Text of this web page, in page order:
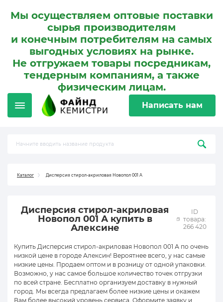
Мы осуществляем оптовые поставки
сырья производителям
и конечным потребителям на самых
выгодных условиях на рынке.
Не отгружаем товары посредникам,
тендерным компаниям, а также
физическим лицам.
Написать нам
Каталог Дисперсия стирол-акриловая Новопол 001 А
Дисперсия стирол-акриловая
Новопол 001 А купить в
Алексине
ID
товара:
266 420
Купить Дисперсия стирол-акриловая Новопол 001 А по очень
низкой цене в городе Алексин! Вероятнее всего, у нас самые
низкие цены. Продаем оптом и в розницу от одной упаковки.
Возможно, у нас самое большое количество точек отгрузки
по всей стране. Бесплатно организуем доставку в нужный
город. Мы всегда предлагаем более низкие цены и окажем
Вам более высокий уровень сервиса. Оформите заявку и